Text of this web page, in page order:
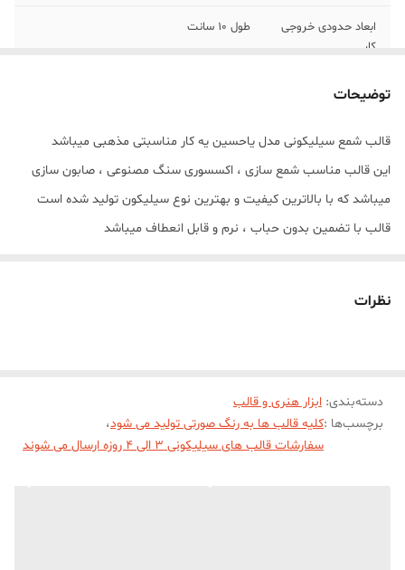
ابعاد حدودی خروجی
کار
طول 10 سانت
توضیحات
قالب شمع سیلیکونی مدل یاحسین یه کار مناسبتی مذهبی میباشد
این قالب مناسب شمع سازی ، اکسسوری سنگ مصنوعی ، صابون سازی
میباشد که با بالاترین کیفیت و بهترین نوع سیلیکون تولید شده است
قالب با تضمین بدون حباب ، نرم و قابل انعطاف میباشد
نظرات
دسته‌بندی: ابزار هنری و قالب
برچسب‌ها :کلیه قالب ها به رنگ صورتی تولید می شود،
سفارشات قالب های سیلیکونی 3 الی 4 روزه ارسال می شوند